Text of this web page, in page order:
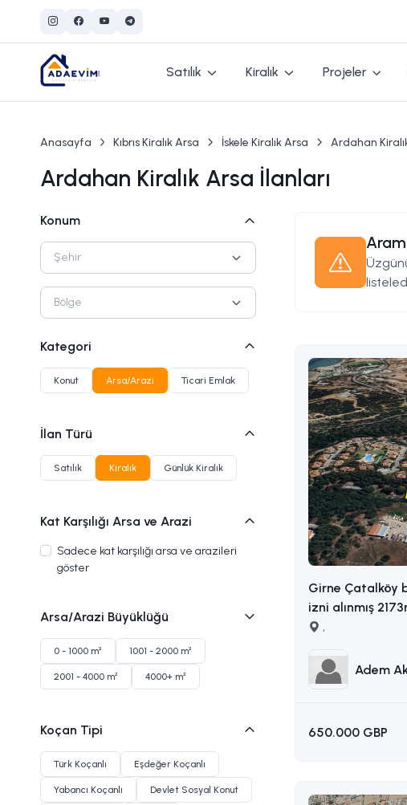
Satılık Kiralık Projeler
Anasayfa Kıbrıs Kiralık Arsa İskele Kiralık Arsa Ardahan
Ardahan Kiralık Arsa İlanları
Konum
Şehir
Bölge
Kategori
Konut Arsa/Arazi Ticari Emlak
İlan Türü
Satılık Kiralık Günlük Kiralık
Kat Karşılığı Arsa ve Arazi
Sadece kat karşılığı arsa ve arazileri
göster
Arsa/Arazi Büyüklüğü
0 - 1000 m² 1001 - 2000 m²
2001 - 4000 m² 4000+ m²
Koçan Tipi
Türk Koçanlı Eşdeğer Koçanlı
Yabancı Koçanlı Devlet Sosyal Konut
Girne Çatalköy
izni alınmış
arsa İLETİŞİM ADEM AKIN
,
Adem
650.000 GBP